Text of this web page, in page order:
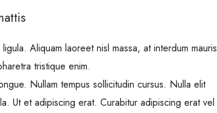
Aliquam laoreet nisl massa, at interdum mauris
tristique enim.
Nullam tempus sollicitudin cursus. Nulla elit
Ut et adipiscing erat. Curabitur adipiscing erat vel